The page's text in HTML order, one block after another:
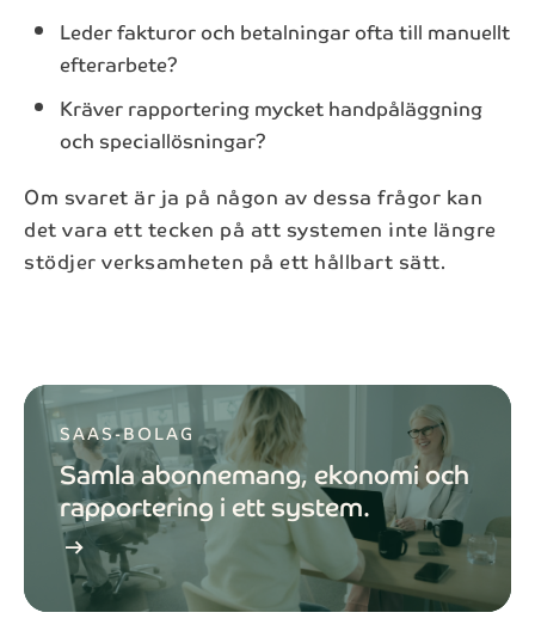
Leder fakturor och betalningar ofta till manuellt
efterarbete?
Kräver rapportering mycket handpåläggning
och speciallösningar?
Om svaret är ja på någon av dessa frågor kan
det vara ett tecken på att systemen inte längre
stödjer verksamheten på ett hållbart sätt.
SAAS-BOLAG
Samla abonnemang, ekonomi och
rapportering i ett system.
arrow_right_alt